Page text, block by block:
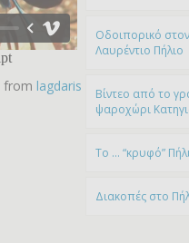
from lagdaris
Οδοιπορικό
Λαυρέντιο Πήλιο
Βίντεο από το
ψαροχώρι
To … “κρυφό”
Διακοπές στο